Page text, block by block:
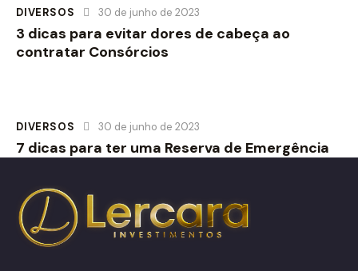
DIVERSOS 30 de junho de 2023
3 dicas para evitar dores de cabeça ao
contratar Consórcios
DIVERSOS 30 de junho de 2023
7 dicas para ter uma Reserva de Emergência